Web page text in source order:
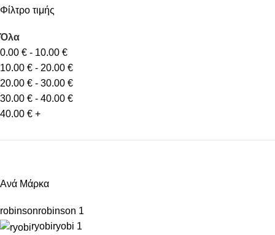
Φίλτρο τιμής
Όλα
0.00 € - 10.00 €
10.00 € - 20.00 €
20.00 € - 30.00 €
30.00 € - 40.00 €
40.00 € +
Ανά Μάρκα
robinsonrobinson 1
ryobiryobi 1